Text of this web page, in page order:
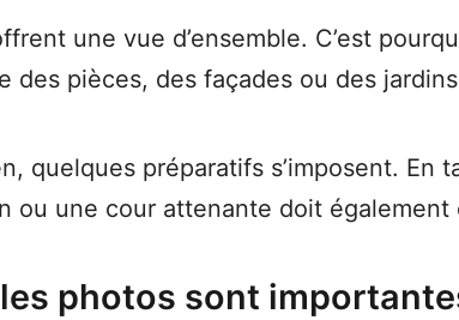
une vue d’ensemble. C’est
pièces, des façades ou des
quelques préparatifs s’imposent. En
ou une cour attenante doit également
photos sont